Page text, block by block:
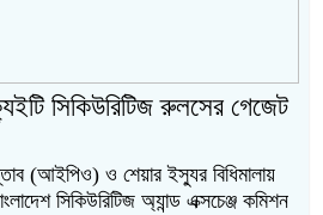
সিকিউরিটিজ রুলসের গেজেট
(আইপিও) ও শেয়ার ইস্যুর বিধিমালায়
সিকিউরিটিজ অ্যান্ড এক্সচেঞ্জ কমিশন